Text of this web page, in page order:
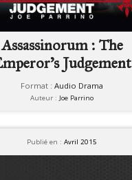
Assassinorum : The
Judgement
Format : Audio Drama
Auteur : Joe Parrino
Publié en : Avril 2015